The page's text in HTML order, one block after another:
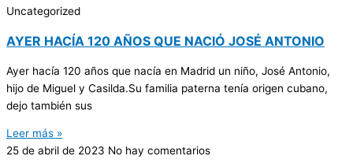
Uncategorized
AYER HACÍA 120 AÑOS QUE NACIÓ JOSÉ ANTONIO
Ayer hacía 120 años que nacía en Madrid un niño, José Antonio,
hijo de Miguel y Casilda.Su familia paterna tenía origen cubano,
dejo también sus
Leer más »
25 de abril de 2023 No hay comentarios